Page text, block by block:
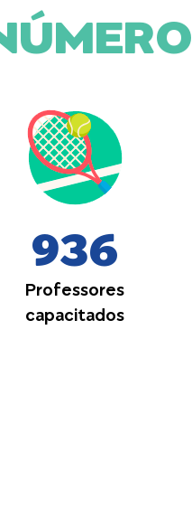
936
Professores
capacitados